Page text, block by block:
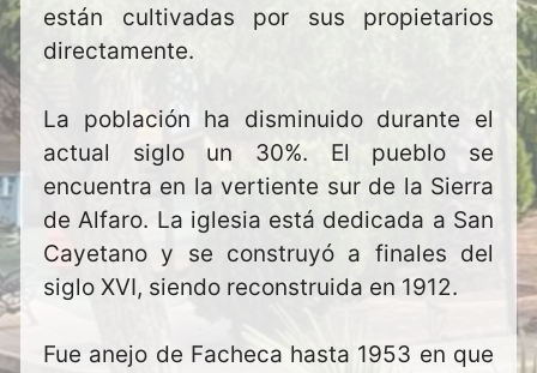
están cultivadas por sus propietarios
directamente.
La población ha disminuido durante el
actual siglo un 30%. El pueblo se
encuentra en la vertiente sur de la Sierra
de Alfaro. La iglesia está dedicada a San
Cayetano y se construyó a finales del
siglo XVI, siendo reconstruida en 1912.
Fue anejo de Facheca hasta 1953 en que